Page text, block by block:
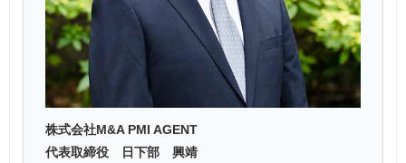
株式会社M&A PMI AGENT
代表取締役 日下部 興靖